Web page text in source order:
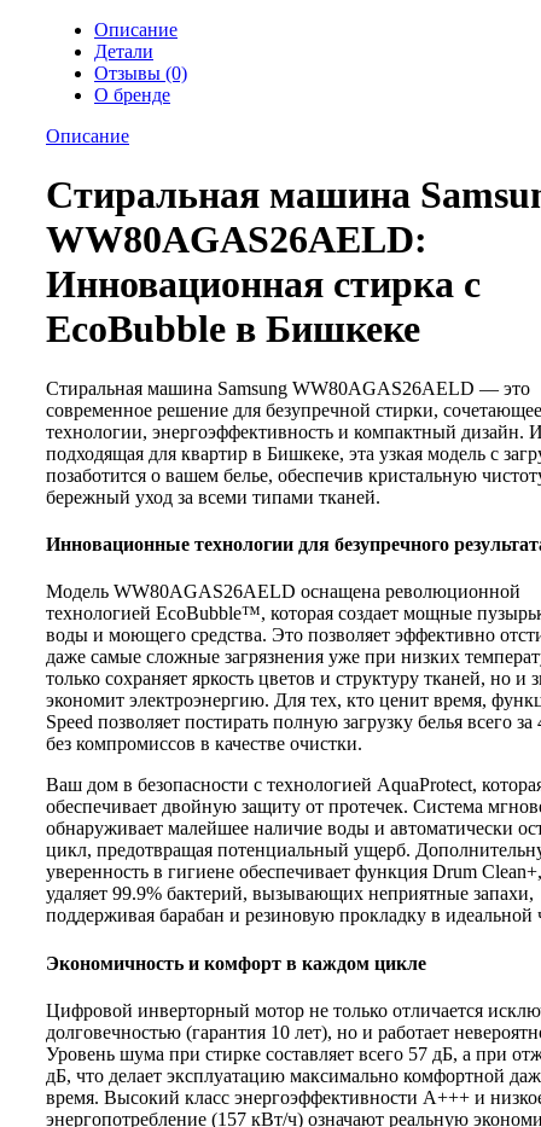
Описание
Детали
Отзывы (0)
О бренде
Описание
Стиральная машина
WW80AGAS26AELD:
Инновационная стирка с
EcoBubble в Бишкеке
Стиральная машина Samsung WW80AGAS26AELD — это
современное решение для безупречной стирки,
технологии, энергоэффективность и компактный дизайн.
подходящая для квартир в Бишкеке, эта узкая модель с
позаботится о вашем белье, обеспечив кристальную
бережный уход за всеми типами тканей.
Инновационные технологии для безупречного
Модель WW80AGAS26AELD оснащена революционной
технологией EcoBubble™, которая создает мощные
воды и моющего средства. Это позволяет эффективно
даже самые сложные загрязнения уже при низких
только сохраняет яркость цветов и структуру тканей, но и
экономит электроэнергию. Для тех, кто ценит время,
Speed позволяет постирать полную загрузку белья всего
без компромиссов в качестве очистки.
Ваш дом в безопасности с технологией AquaProtect,
обеспечивает двойную защиту от протечек. Система
обнаруживает малейшее наличие воды и автоматически
цикл, предотвращая потенциальный ущерб.
уверенность в гигиене обеспечивает функция Drum
удаляет 99.9% бактерий, вызывающих неприятные запахи,
поддерживая барабан и резиновую прокладку в идеальной
Экономичность и комфорт в каждом цикле
Цифровой инверторный мотор не только отличается
долговечностью (гарантия 10 лет), но и работает
Уровень шума при стирке составляет всего 57 дБ, а при
дБ, что делает эксплуатацию максимально комфортной
время. Высокий класс энергоэффективности A+++ и
энергопотребление (157 кВт/ч) означают реальную